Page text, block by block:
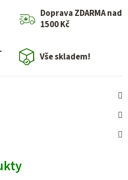
Doprava ZDARMA nad
1500 Kč
Vše skladem!